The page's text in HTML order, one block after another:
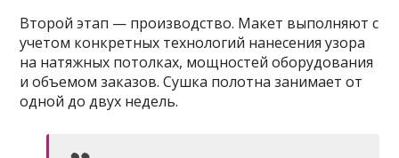
Второй этап — производство. Макет выполняют с
учетом конкретных технологий нанесения узора
на натяжных потолках, мощностей оборудования
и объемом заказов. Сушка полотна занимает от
одной до двух недель.